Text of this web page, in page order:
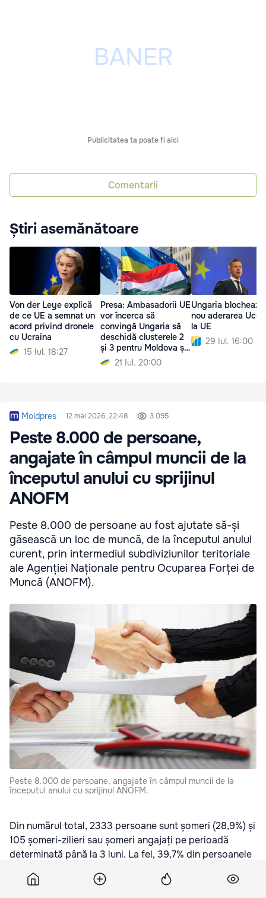
Publicitatea ta poate fi aici
Comentarii
Știri asemănătoare
Von der Leye explică
de ce UE a semnat un
acord privind dronele
cu Ucraina
15 Iul. 18:27
Presa: Ambasadorii UE
vor încerca să
convingă Ungaria să
deschidă clusterele 2
și 3 pentru Moldova și
Ucraina21 Iul. 20:00
Ungaria
nou aderarea
la UE
29 Iul. 16:00
Moldpres 12 mai 2026, 22:48 3 095
Peste 8.000 de persoane,
angajate în câmpul muncii de la
începutul anului cu sprijinul
ANOFM
Peste 8.000 de persoane au fost ajutate să-și
găsească un loc de muncă, de la începutul anului
curent, prin intermediul subdiviziunilor teritoriale
ale Agenției Naționale pentru Ocuparea Forței de
Muncă (ANOFM).
Peste 8.000 de persoane, angajate în câmpul muncii de la
începutul anului cu sprijinul ANOFM.
Din numărul total, 2333 persoane sunt șomeri (28,9%) și
105 șomeri-zilieri sau șomeri angajați pe perioadă
determinată până la 3 luni. La fel, 39,7% din persoanele
peste, 1,7% sunt persoane cu dizabilități, 0,3% sunt